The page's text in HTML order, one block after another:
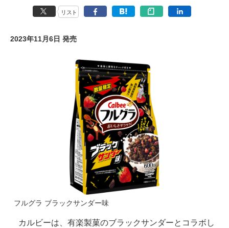
リスト
2023年11月6日 発売
フルグラ ブラックサンダー味
カルビーは、有楽製菓のブラックサンダーとコラボし